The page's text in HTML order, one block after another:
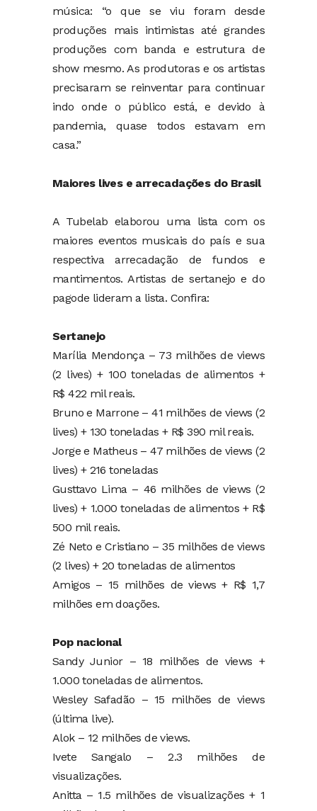
música: “o que se viu foram desde
produções mais intimistas até grandes
produções com banda e estrutura de
show mesmo. As produtoras e os artistas
precisaram se reinventar para continuar
indo onde o público está, e devido à
pandemia, quase todos estavam em
casa.”
Maiores lives e arrecadações do Brasil
A Tubelab elaborou uma lista com os
maiores eventos musicais do país e sua
respectiva arrecadação de fundos e
mantimentos. Artistas de sertanejo e do
pagode lideram a lista. Confira:
Sertanejo
Marília Mendonça – 73 milhões de views
(2 lives) + 100 toneladas de alimentos +
R$ 422 mil reais.
Bruno e Marrone – 41 milhões de views (2
lives) + 130 toneladas + R$ 390 mil reais.
Jorge e Matheus – 47 milhões de views (2
lives) + 216 toneladas
Gusttavo Lima – 46 milhões de views (2
lives) + 1.000 toneladas de alimentos + R$
500 mil reais.
Zé Neto e Cristiano – 35 milhões de views
(2 lives) + 20 toneladas de alimentos
Amigos – 15 milhões de views + R$ 1,7
milhões em doações.
Pop nacional
Sandy Junior – 18 milhões de views +
1.000 toneladas de alimentos.
Wesley Safadão – 15 milhões de views
(última live).
Alok – 12 milhões de views.
Ivete Sangalo – 2.3 milhões de
visualizações.
Anitta – 1.5 milhões de visualizações + 1